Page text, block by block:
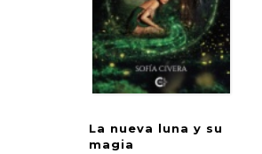
La nueva luna y su
magia